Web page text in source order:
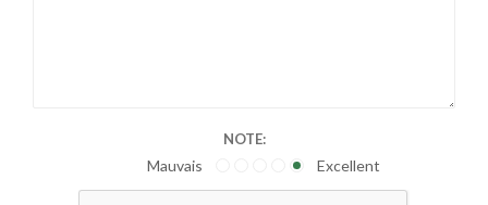
NOTE:
Mauvais Excellent